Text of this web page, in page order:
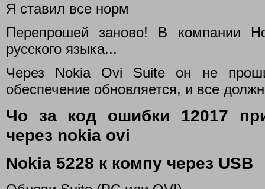
Я ставил все норм
Перепрошей заново! В компании
русского языка...
Через Nokia Ovi Suite он не
обеспечение обновляется, и все
Чо за код ошибки 12017
через nokia ovi
Nokia 5228 к компу через USB